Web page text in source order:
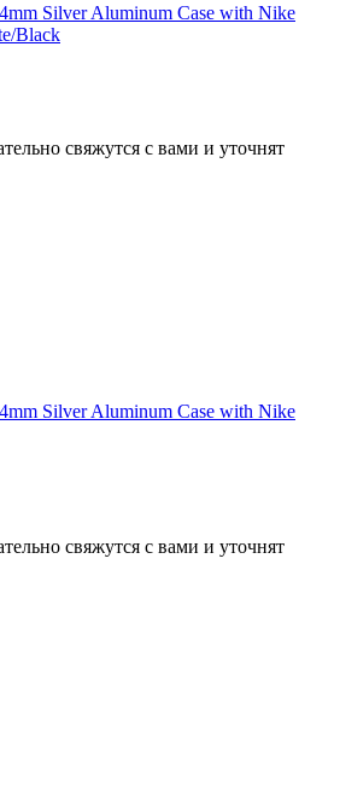
Silver Aluminum Case with Nike
Black
свяжутся с вами и уточнят
Silver Aluminum Case with Nike
свяжутся с вами и уточнят